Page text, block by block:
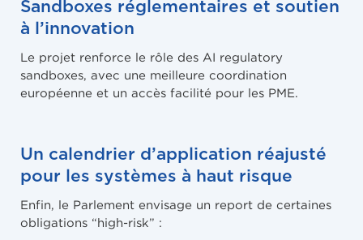
Sandboxes réglementaires et soutien
à l’innovation
Le projet renforce le rôle des AI regulatory
sandboxes, avec une meilleure coordination
européenne et un accès facilité pour les PME.
Un calendrier d’application réajusté
pour les systèmes à haut risque
Enfin, le Parlement envisage un report de certaines
obligations “high-risk” :